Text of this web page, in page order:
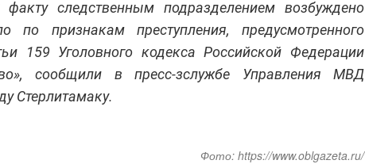
следственным подразделением возбуждено
по признакам преступления, предусмотренного
159 Уголовного кодекса Российской Федерации
сообщили в пресс-зслужбе Управления МВД
Стерлитамаку.
Фото: https://www.oblgazeta.ru/